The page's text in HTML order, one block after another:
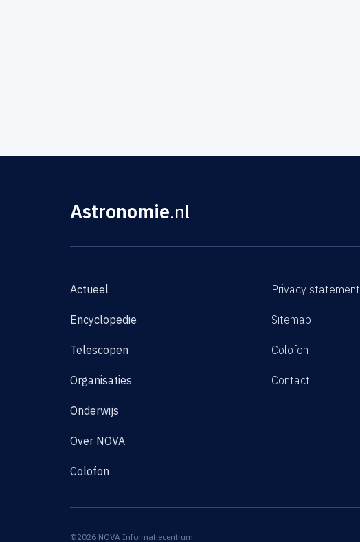
Astronomie.nl
Actueel
Encyclopedie
Telescopen
Organisaties
Onderwijs
Over NOVA
Colofon
Privacy statement
Sitemap
Colofon
Contact
©2026 NOVA Informatiecentrum